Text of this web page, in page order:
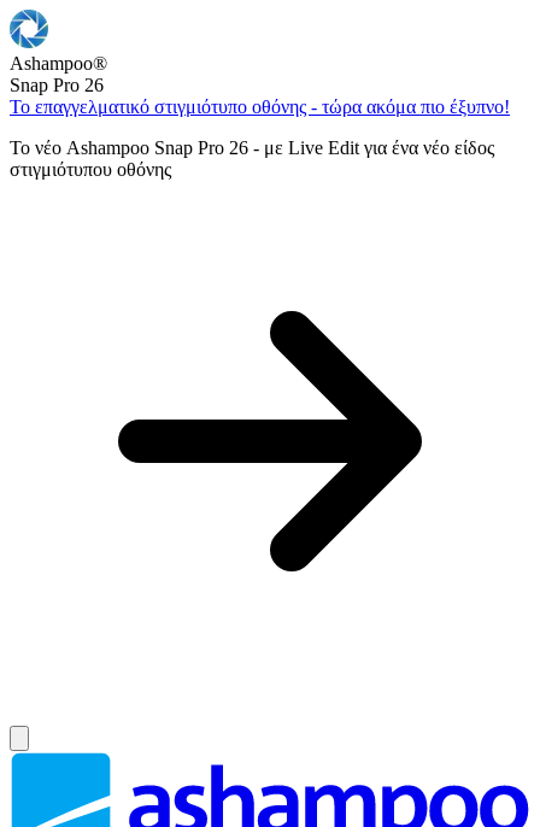
Ashampoo®
Snap Pro 26
Το επαγγελματικό στιγμιότυπο οθόνης - τώρα ακόμα πιο έξυπνο!
Το νέο Ashampoo Snap Pro 26 - με Live Edit για ένα νέο είδος
στιγμιότυπου οθόνης